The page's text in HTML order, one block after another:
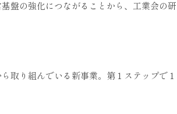
盤の強化につながることから、工業会の研
取り組んでいる新事業。第１ステップで１